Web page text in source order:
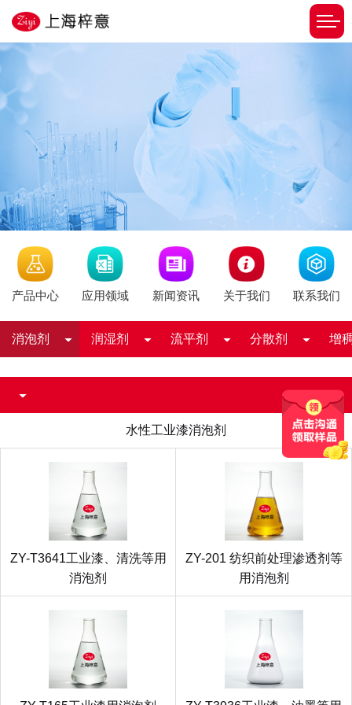
产品中心 应用领域 新闻资讯 关于我们 联系我们
消泡剂 润湿剂 流平剂 分散剂 增
水性工业漆消泡剂
ZY-T3641工业漆、清洗等用
消泡剂
ZY-201 纺织前处理渗透剂等
用消泡剂